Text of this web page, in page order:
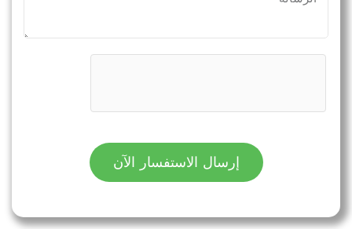
إرسال الاستفسار الآن